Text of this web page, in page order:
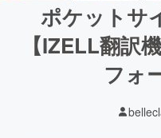
ポケットサ
【IZELL翻訳
フォ